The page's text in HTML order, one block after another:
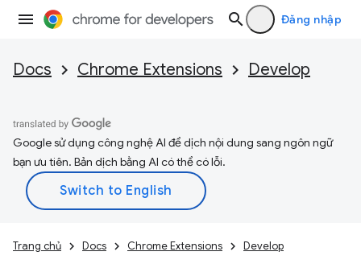
Đăng nhập
Docs Chrome Extensions Develop
Google sử dụng công nghệ AI để dịch nội dung sang ngôn ngữ
bạn ưu tiên. Bản dịch bằng AI có thể có lỗi.
Trang chủ Docs Chrome Extensions Develop